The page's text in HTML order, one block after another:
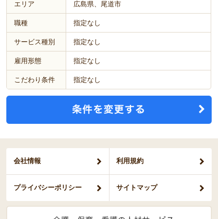
エリア 広島県、尾道市
職種 指定なし
サービス種別 指定なし
雇用形態 指定なし
こだわり条件 指定なし
会社情報 利用規約
プライバシーポリシー サイトマップ